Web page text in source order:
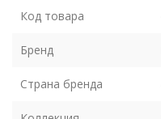
Код товара
Бренд
Страна бренда